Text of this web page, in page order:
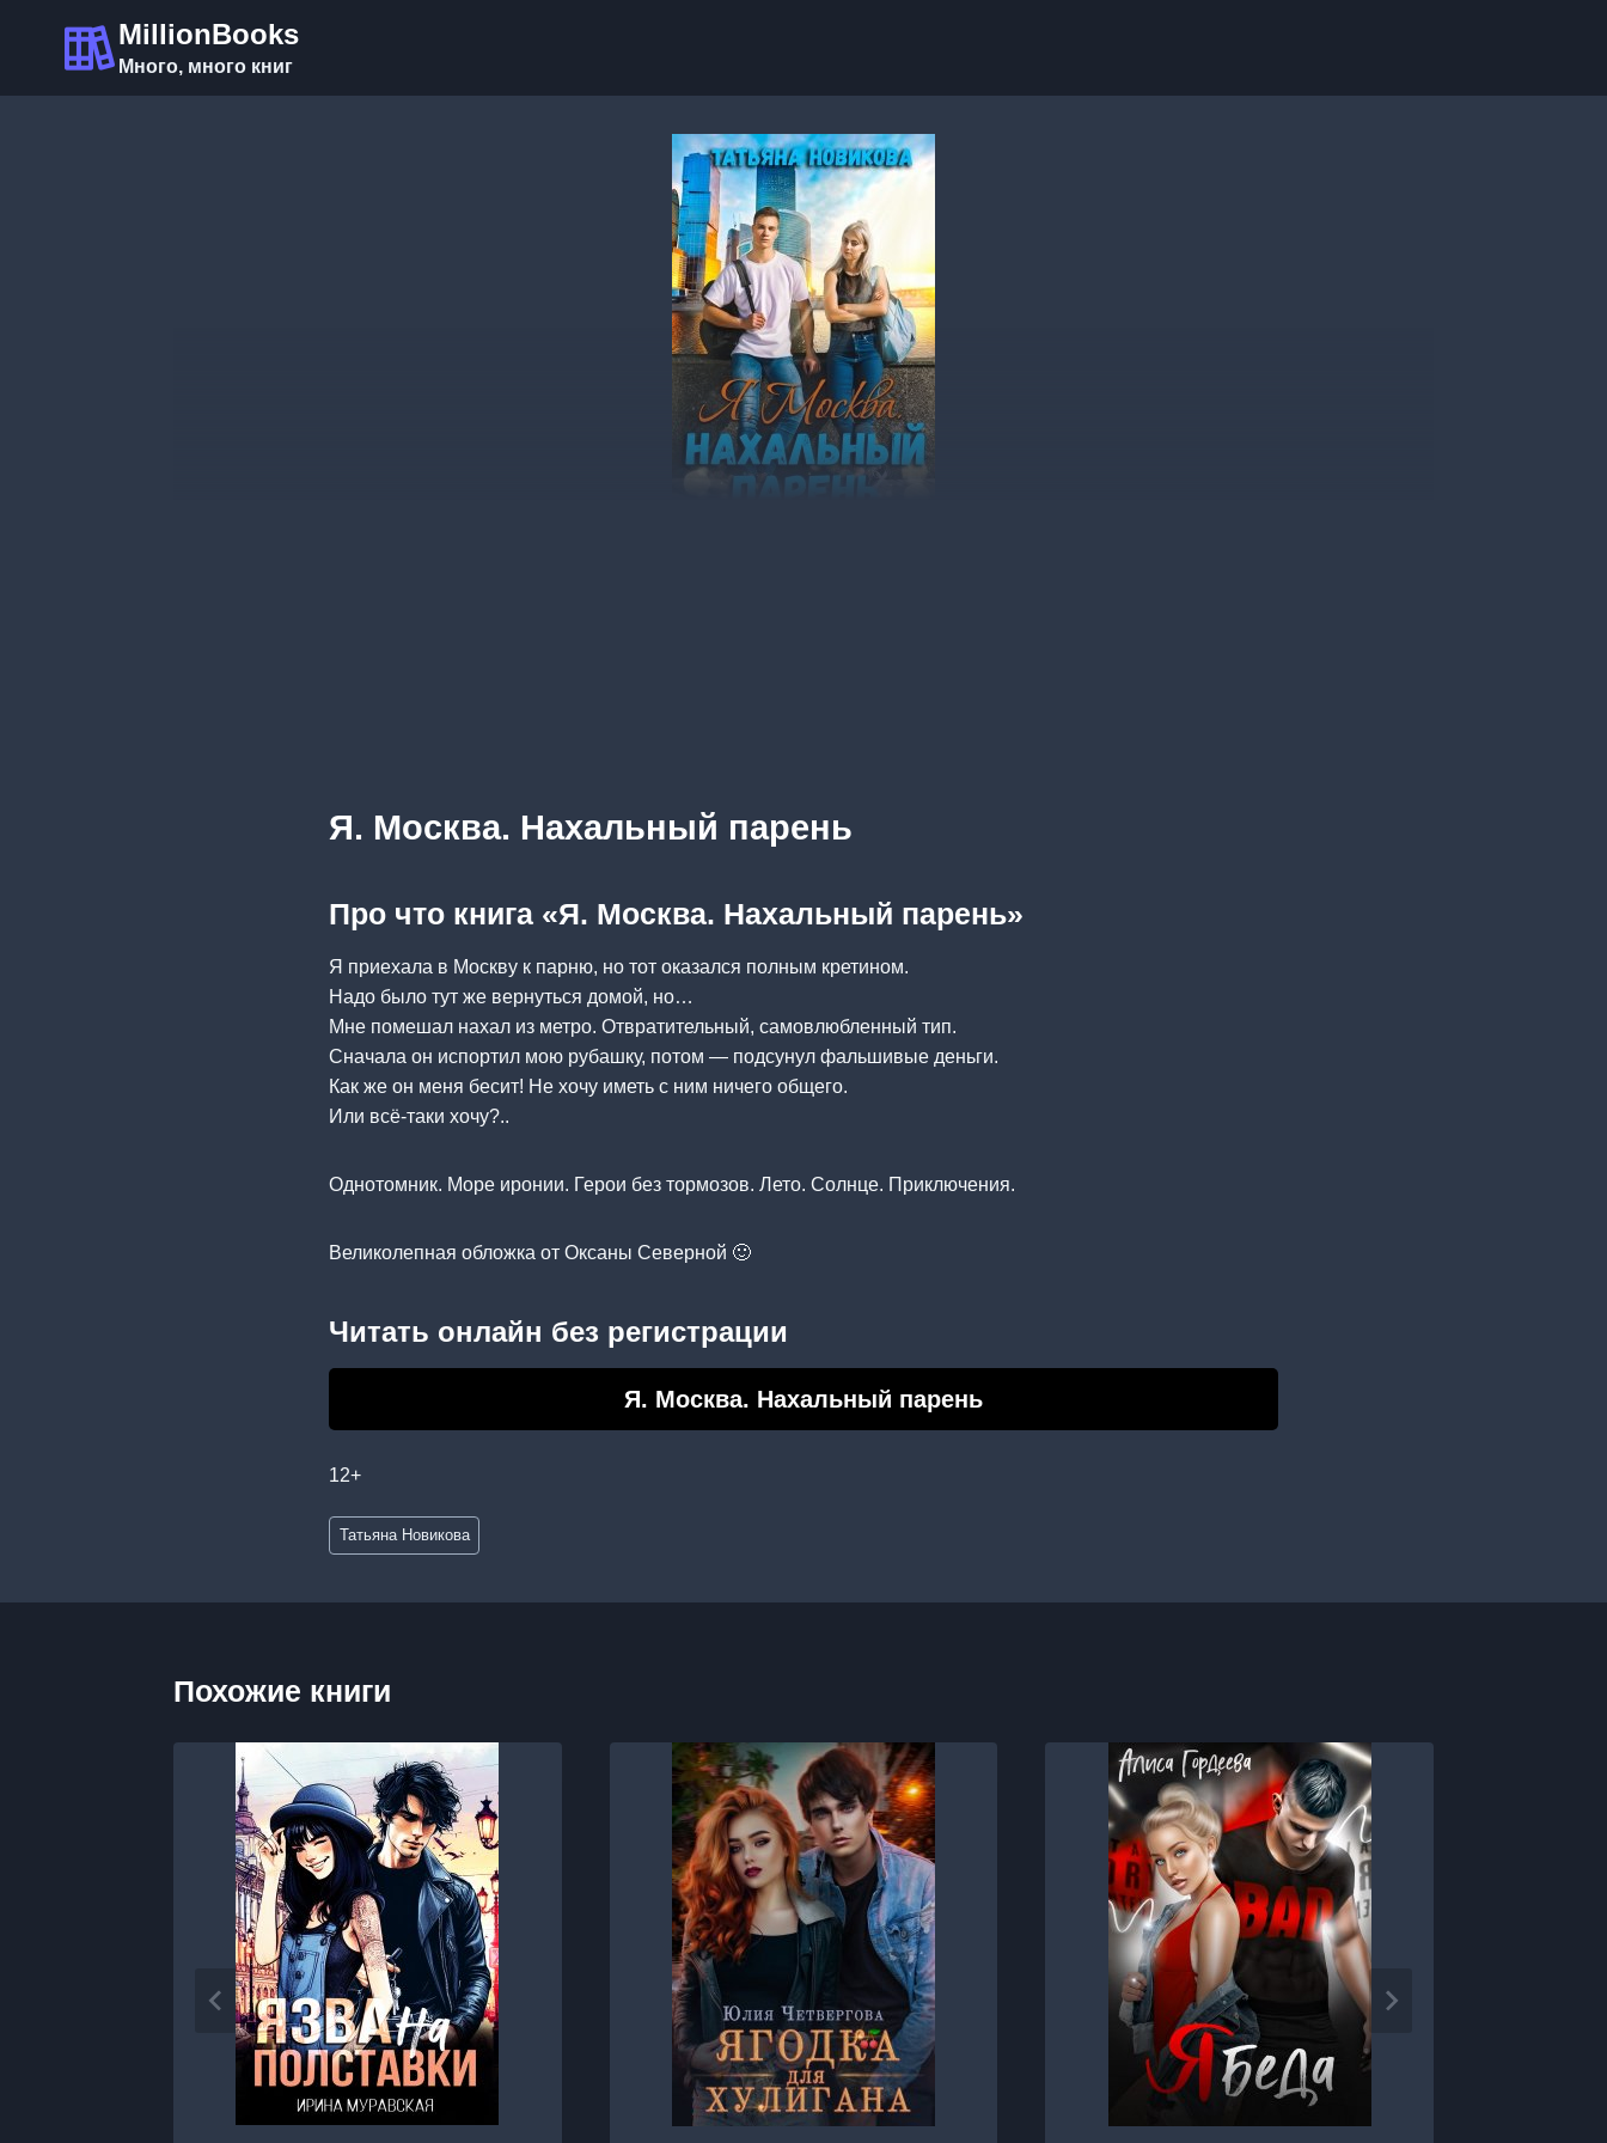
содержимому
MillionBooks
Много, много книг
Я. Москва. Нахальный парень
Про что книга «Я. Москва. Нахальный парень»
Я приехала в Москву к парню, но тот оказался полным кретином.
Надо было тут же вернуться домой, но…
Мне помешал нахал из метро. Отвратительный, самовлюбленный тип.
Сначала он испортил мою рубашку, потом — подсунул фальшивые деньги.
Как же он меня бесит! Не хочу иметь с ним ничего общего.
Или всё-таки хочу?..
Однотомник. Море иронии. Герои без тормозов. Лето. Солнце. Приключения.
Великолепная обложка от Оксаны Северной 🙂
Читать онлайн без регистрации
Я. Москва. Нахальный парень
12+
Метки
записи:
Татьяна Новикова
Похожие книги